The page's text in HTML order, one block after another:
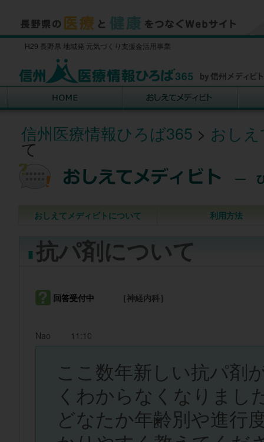
H29 長野県 地域発 元気づくり支援金活用事業
信州医療情報ひろば365 > おし
て
おしえてメディビトについて 利用方法
抗パ剤について
回答受付中 ［神経内科］
Nao 11:10
ここ数年新しい抗パ剤
くわからなくなりまし
どなたか年齢別や進行